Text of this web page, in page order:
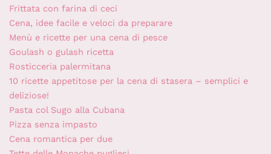
Frittata con farina di ceci
Cena, idee facile e veloci da preparare
Menù e ricette per una cena di pesce
Goulash o gulash ricetta
Rosticceria palermitana
10 ricette appetitose per la cena di stasera – semplici e
deliziose!
Pasta col Sugo alla Cubana
Pizza senza impasto
Cena romantica per due